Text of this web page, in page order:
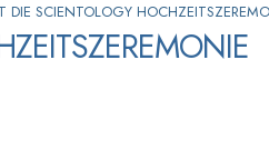
DIE SCIENTOLOGY